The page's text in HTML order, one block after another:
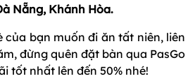
Nẵng, Khánh Hòa.
của bạn muốn đi ăn tất niên, liên
đừng quên đặt bàn qua PasGo
tốt nhất lên đến 50% nhé!